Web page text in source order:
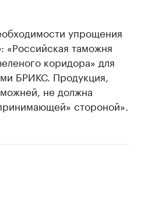
упрощения
таможня
коридора» для
БРИКС. Продукция,
не должна
стороной».